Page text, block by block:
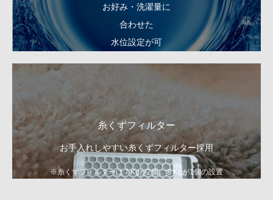
お好み・洗濯量に
合わせた
水位設定が可
糸くずフィルター
お手入れしやすい糸くずフィルター採用
※糸くずフィルターは７Kgが2個、８Kgが1個の設置